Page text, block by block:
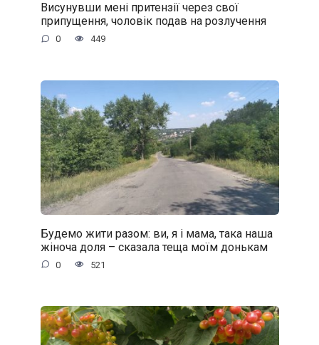
Висунувши мені притензії через свої
припущення, чоловік подав на розлучення
0 449
Будемо жити разом: ви, я і мама, така наша
жіноча доля – сказала теща моїм донькам
0 521